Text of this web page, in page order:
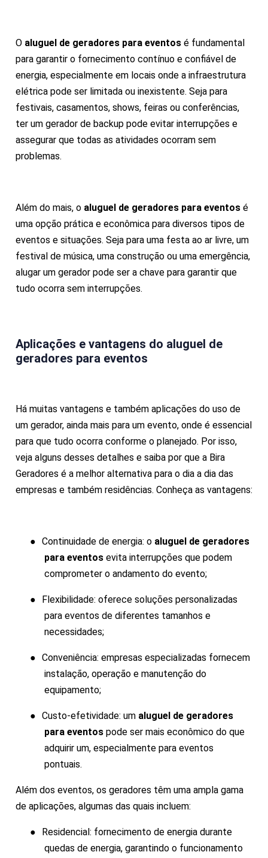
O aluguel de geradores para eventos é fundamental
para garantir o fornecimento contínuo e confiável de
energia, especialmente em locais onde a infraestrutura
elétrica pode ser limitada ou inexistente. Seja para
festivais, casamentos, shows, feiras ou conferências,
ter um gerador de backup pode evitar interrupções e
assegurar que todas as atividades ocorram sem
problemas.
Além do mais, o aluguel de geradores para eventos é
uma opção prática e econômica para diversos tipos de
eventos e situações. Seja para uma festa ao ar livre, um
festival de música, uma construção ou uma emergência,
alugar um gerador pode ser a chave para garantir que
tudo ocorra sem interrupções.
Aplicações e vantagens do aluguel de
geradores para eventos
Há muitas vantagens e também aplicações do uso de
um gerador, ainda mais para um evento, onde é essencial
para que tudo ocorra conforme o planejado. Por isso,
veja alguns desses detalhes e saiba por que a Bira
Geradores é a melhor alternativa para o dia a dia das
empresas e também residências. Conheça as vantagens:
● Continuidade de energia: o aluguel de geradores
para eventos evita interrupções que podem
comprometer o andamento do evento;
●
Flexibilidade: oferece soluções personalizadas
para eventos de diferentes tamanhos e
necessidades;
● Conveniência: empresas especializadas fornecem
instalação, operação e manutenção do
equipamento;
● Custo-efetividade: um aluguel de geradores
para eventos pode ser mais econômico do que
adquirir um, especialmente para eventos
pontuais.
Além dos eventos, os geradores têm uma ampla gama
de aplicações, algumas das quais incluem:
●
Residencial: fornecimento de energia durante
quedas de energia, garantindo o funcionamento